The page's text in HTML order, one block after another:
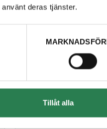
deras tjänster.
Tillåt alla